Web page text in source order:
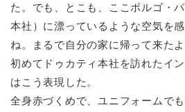
た。でも、とこも、ここボルゴ・
本社）に漂っているような空気を
ね。まるで自分の家に帰って来たよ
初めてドゥカティ本社を訪れたイ
はこう表現した。
全身赤づくめで、ユニフォームで